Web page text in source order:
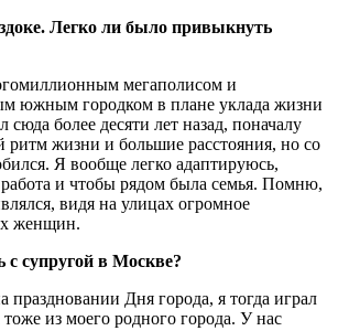
Легко ли было привыкнуть
мегаполисом и
южным городком в плане уклада жизни
сюда более десяти лет назад, поначалу
ритм жизни и большие расстояния, но со
Я вообще легко адаптируюсь,
и чтобы рядом была семья. Помню,
видя на улицах огромное
женщин.
супругой в Москве?
праздновании Дня города, я тогда играл
из моего родного города. У нас